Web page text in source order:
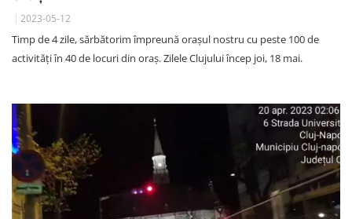
2023-05-12
Timp de 4 zile, sărbătorim împreună orașul nostru cu peste 100 de
activități în 40 de locuri din oraș. Zilele Clujului încep joi, 18 mai.